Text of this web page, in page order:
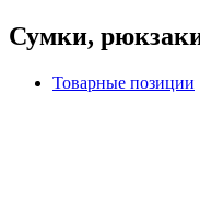
Сумки,
Товарные позиции